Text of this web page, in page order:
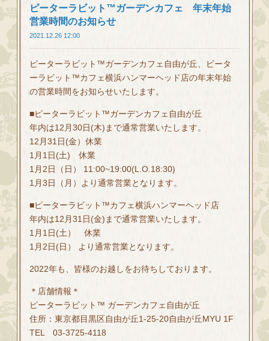
ピーターラビット™ガーデンカフェ 年末年始
営業時間のお知らせ
2021.12.26 12:00
ピーターラビット™ガーデンカフェ自由が丘、ピータ
ーラビット™カフェ横浜ハンマーヘッド店の年末年始
の営業時間をお知らせいたします。
■ピーターラビット™ガーデンカフェ自由が丘
年内は12月30日(木)まで通常営業いたします。
12月31日(金）休業
1月1日(土) 休業
1月2日（日） 11:00~19:00(L.O.18:30)
1月3日（月）より通常営業となります。
■ピーターラビット™カフェ横浜ハンマーヘッド店
年内は12月31日(金)まで通常営業いたします。
1月1日(土） 休業
1月2日(日） より通常営業となります。
2022年も、皆様のお越しをお待ちしております。
＊店舗情報＊
ピーターラビット™ ガーデンカフェ自由が丘
住所：東京都目黒区自由が丘1-25-20自由が丘MYU 1F
TEL 03-3725-4118